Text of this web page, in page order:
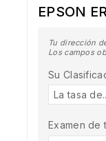
EPSON
Tu dirección
Los campos
Su
Examen de